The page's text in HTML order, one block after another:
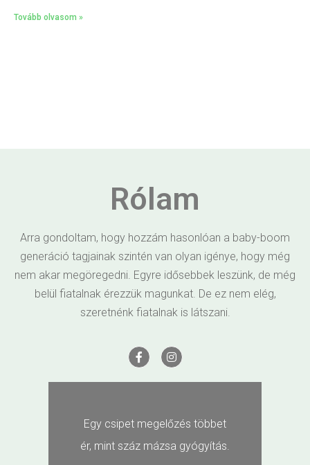
Tovább olvasom »
Rólam
Arra gondoltam, hogy hozzám hasonlóan a baby-boom
generáció tagjainak szintén van olyan igénye, hogy még
nem akar megöregedni. Egyre idősebbek leszünk, de még
belül fiatalnak érezzük magunkat. De ez nem elég,
szeretnénk fiatalnak is látszani.
Ha küzdesz veszíthetsz, ha
nem küzdesz veszítettél!